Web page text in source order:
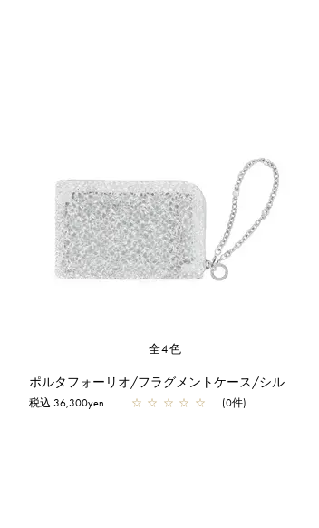
全4色
ポルタフォーリオ/フラグメントケース/シルバー
税込 36,300yen ☆ ☆ ☆ ☆ ☆ (0件)